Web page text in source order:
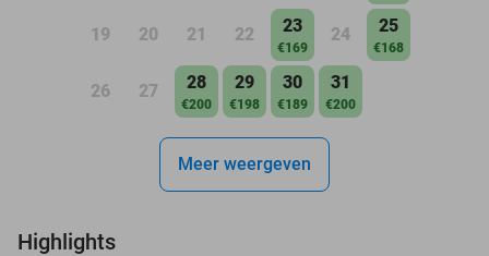
19 20 21 22 23
€169
24 25
€168
26 27 28
€200
29
€198
30
€189
31
€200
Meer weergeven
Highlights